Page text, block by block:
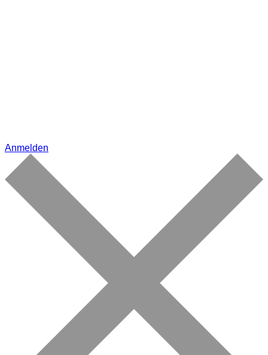
Anmelden